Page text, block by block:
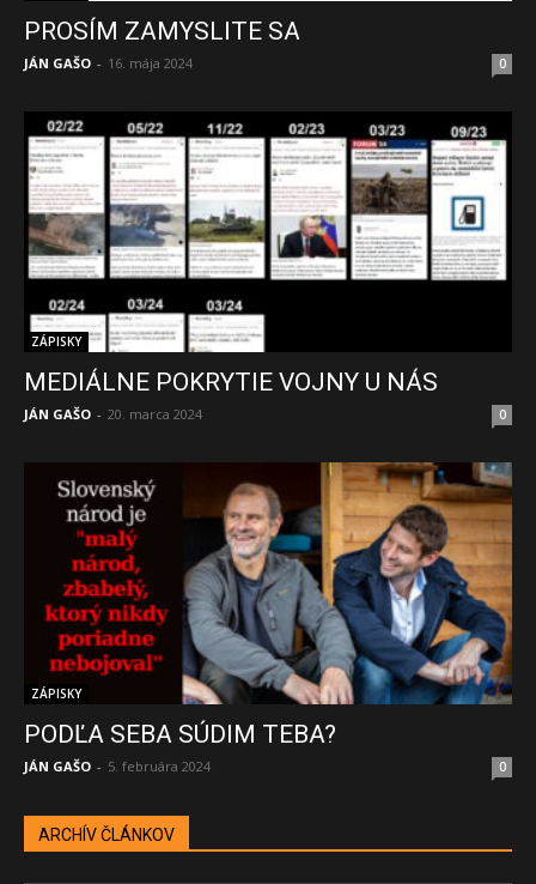
PROSÍM ZAMYSLITE SA
JÁN GAŠO - 16. mája 2024 0
ZÁPISKY
MEDIÁLNE POKRYTIE VOJNY U NÁS
JÁN GAŠO - 20. marca 2024 0
ZÁPISKY
PODĽA SEBA SÚDIM TEBA?
JÁN GAŠO - 5. februára 2024 0
ARCHÍV ČLÁNKOV